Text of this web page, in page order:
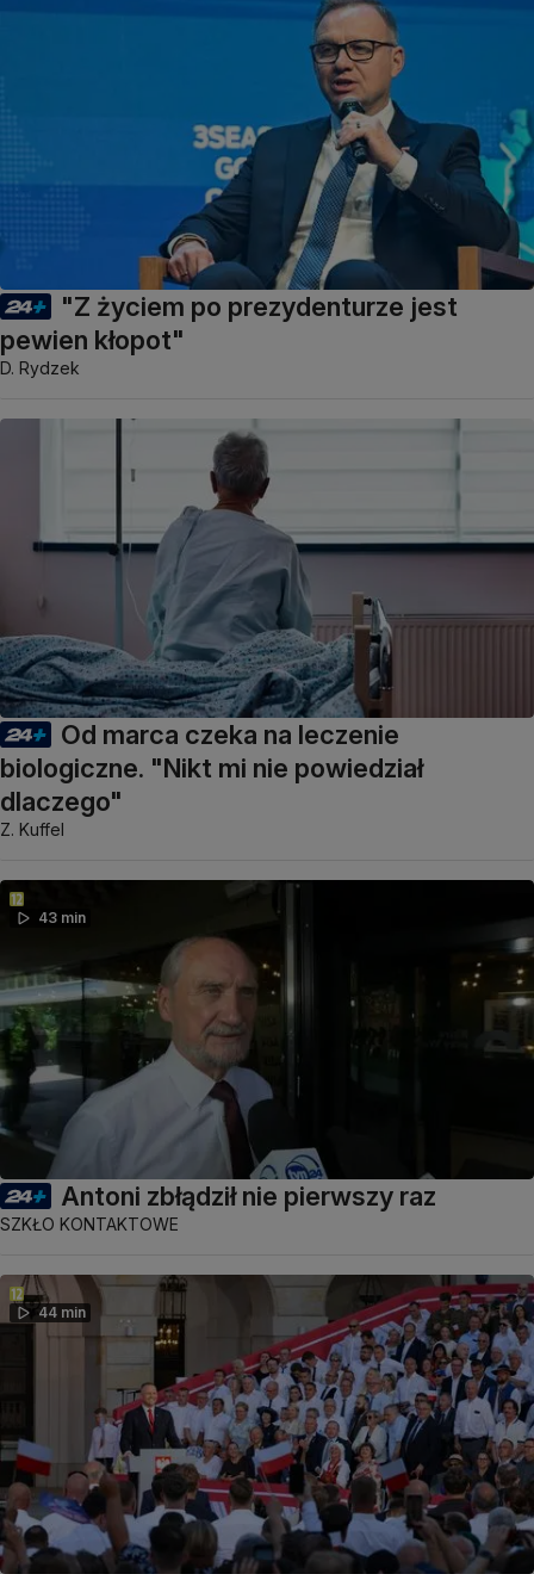
"Z życiem po prezydenturze jest
pewien kłopot"
D. Rydzek
Od marca czeka na leczenie
biologiczne. "Nikt mi nie powiedział
dlaczego"
Z. Kuffel
43 min
Antoni zbłądził nie pierwszy raz
SZKŁO KONTAKTOWE
44 min